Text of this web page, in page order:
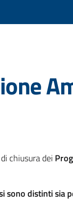
chiusura dei
sono distinti sia